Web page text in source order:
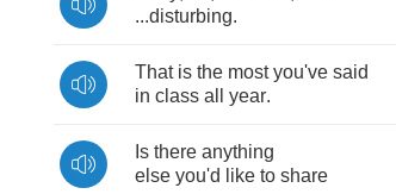
...disturbing.
That is the most you've said
in class all year.
Is there anything
else you'd like to share